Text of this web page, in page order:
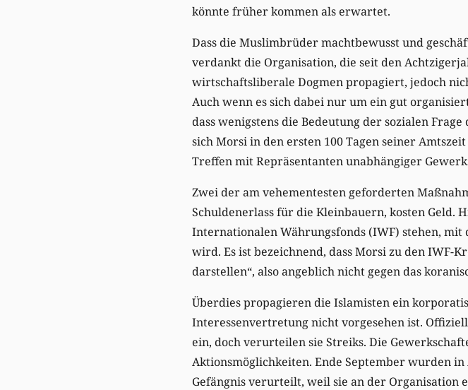
könnte früher kommen als erwartet.
Dass die Muslimbrüder machtbewusst und
verdankt die Organisation, die seit den
wirtschaftsliberale Dogmen propagiert, jedoch
Auch wenn es sich dabei nur um ein gut
dass wenigstens die Bedeutung der sozialen
sich Morsi in den ersten 100 Tagen seiner
Treffen mit Repräsentanten unabhängiger
Zwei der am vehementesten geforderten
Schuldenerlass für die Kleinbauern, kosten Geld.
Internationalen Währungsfonds (IWF) stehen,
wird. Es ist bezeichnend, dass Morsi zu den IWF-
darstellen“, also angeblich nicht gegen das
Überdies propagieren die Islamisten ein
Interessenvertretung nicht vorgesehen ist.
ein, doch verurteilen sie Streiks. Die
Aktionsmöglichkeiten. Ende September wurden
Gefängnis verurteilt, weil sie an der Organisation